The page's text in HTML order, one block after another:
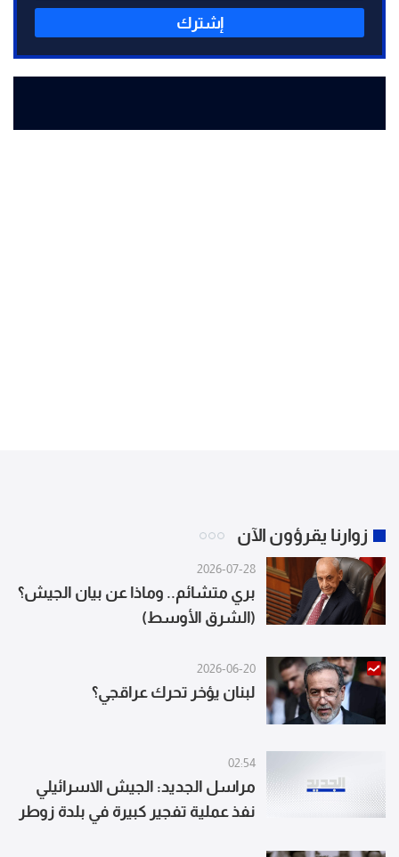
إشترك
زوارنا يقرؤون الآن
2026-07-28
بري متشائم.. وماذا عن بيان الجيش؟
(الشرق الأوسط)
2026-06-20
لبنان يؤخر تحرك عراقجي؟
02:54
مراسل الجديد: الجيش الاسرائيلي
نفذ عملية تفجير كبيرة في بلدة زوطر